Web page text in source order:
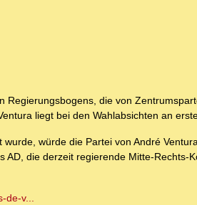
Regierungsbogens, die von
liegt bei den Wahlabsichten an
würde die Partei von André
die derzeit regierende Mitte-Rechts-
de-v...